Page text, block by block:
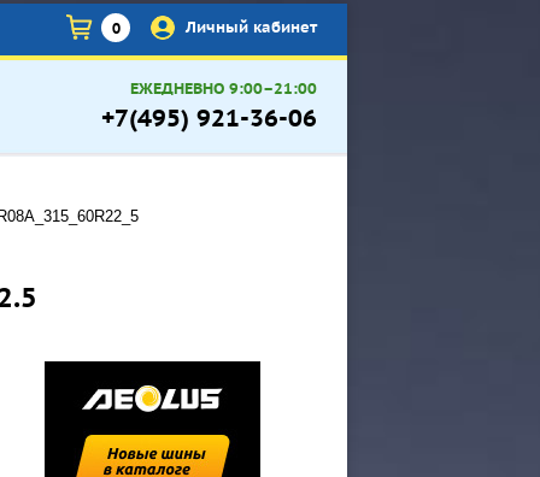
×
0 Личный кабинет
ЕЖЕДНЕВНО 9:00–21:00
+7(495) 921-36-06